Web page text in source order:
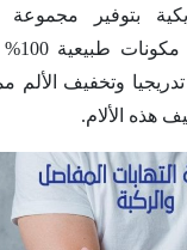
بتوفير مجموعة
وتخفيف الألم
هذه الألام.